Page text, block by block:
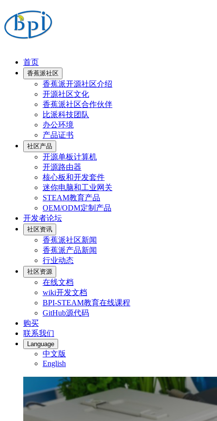
首页
香蕉派社区
香蕉派开源社区介绍
开源社区文化
香蕉派社区合作伙伴
比派科技团队
办公环境
产品证书
社区产品
开源单板计算机
开源路由器
核心板和开发套件
迷你电脑和工业网关
STEAM教育产品
OEM/ODM定制产品
开发者论坛
社区资讯
香蕉派社区新闻
香蕉派产品新闻
行业动态
社区资源
在线文档
wiki开发文档
BPI-STEAM教育在线课程
GitHub源代码
购买
联系我们
Language
中文版
English